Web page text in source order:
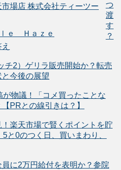
場店 株式会社ティーツー
ｅ Ｈａｚｅ
つ
渡
す
？
チ2）ゲリラ販売開始か？転売
今後の展望
物議！「コメ買ったことな
PRとの線引きは？】
楽天市場で賢くポイントを貯
と0のつく日、買いまわり、
員に2万円給付を表明か？参院